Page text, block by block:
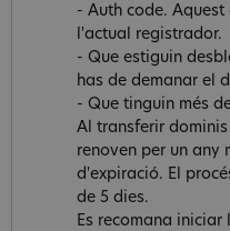
- Auth code.
l'actual registrador.
- Que estiguin
has de demanar el
- Que tinguin més
Al transferir
renoven per un any
d'expiració. El
de 5 dies.
Es recomana